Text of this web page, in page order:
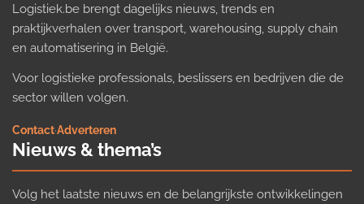
Logistiek.be brengt dagelijks nieuws, trends en
praktijkverhalen over transport, warehousing, supply chain
en automatisering in België.
Voor logistieke professionals, beslissers en bedrijven die de
sector willen volgen.
Contact·Adverteren
Nieuws & thema’s
Volg het laatste nieuws en de belangrijkste ontwikkelingen